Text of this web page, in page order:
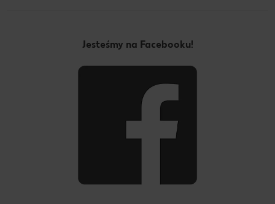
Jesteśmy na Facebooku!